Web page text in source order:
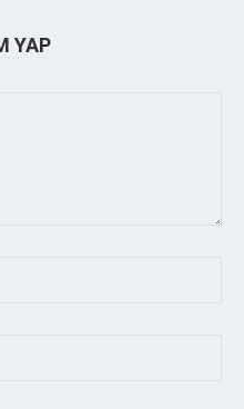
YAP